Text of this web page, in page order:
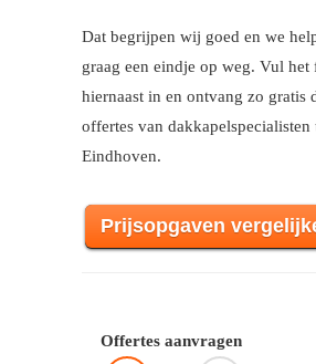
Dat begrijpen wij goed en we
graag een eindje op weg. Vul
hiernaast in en ontvang zo gratis
offertes van dakkapelspecialisten
Eindhoven.
Prijsopgaven
Offertes aanvragen